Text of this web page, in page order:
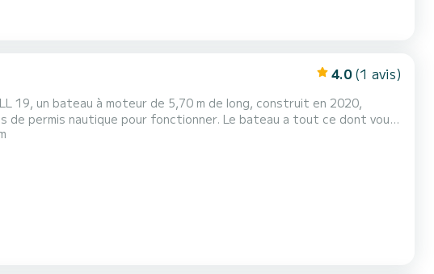
4.0 (1 avis)
19, un bateau à moteur de 5,70 m de long, construit en 2020,
de permis nautique pour fonctionner. Le bateau a tout ce dont vous
en acier inoxydable sur la proue et la poupe, en passant par des
Bluetooth, une échelle pour monter confortablement après la bai...